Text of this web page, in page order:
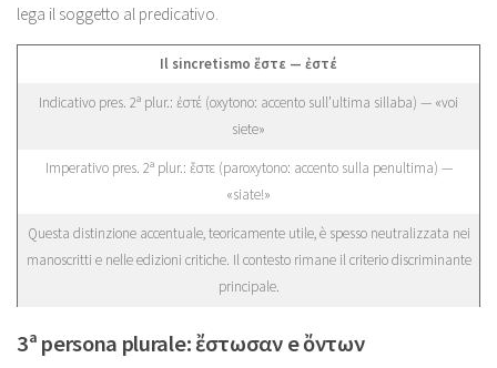
lega il soggetto al predicativo.
Il sincretismo ἔστε — ἐστέ
Indicativo pres. 2ª plur.: ἐστέ (oxytono: accento sull’ultima sillaba) — «voi
siete»
Imperativo pres. 2ª plur.: ἔστε (paroxytono: accento sulla penultima) —
«siate!»
Questa distinzione accentuale, teoricamente utile, è spesso neutralizzata nei
manoscritti e nelle edizioni critiche. Il contesto rimane il criterio discriminante
principale.
3ª persona plurale: ἔστωσαν e ὄντων